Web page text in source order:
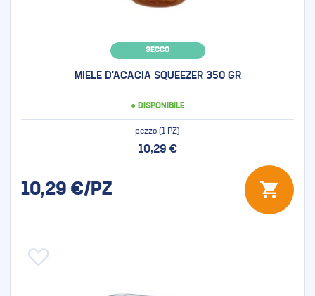
SECCO
MIELE D'ACACIA SQUEEZER 350 GR
● DISPONIBILE
pezzo (1 PZ)
10,29 €
10,29 €/PZ